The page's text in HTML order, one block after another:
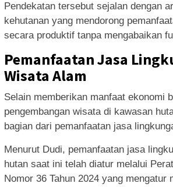
Pendekatan tersebut sejalan dengan
kehutanan yang mendorong
secara produktif tanpa mengabaikan
Pemanfaatan Jasa
Wisata Alam
Selain memberikan manfaat ekonomi
pengembangan wisata di kawasan
bagian dari pemanfaatan jasa
Menurut Dudi, pemanfaatan jasa
hutan saat ini telah diatur melalui
Nomor 36 Tahun 2024 yang mengatur